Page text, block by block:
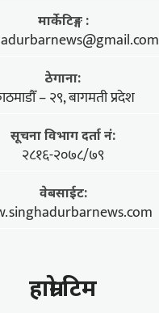
मार्केटिङ्ग :
ठेगाना:
– २९, बागमती प्रदेश
सूचना विभाग दर्ता नं:
२८१६-२०७८/७९
वेबसाईट:
हाम्राे टिम